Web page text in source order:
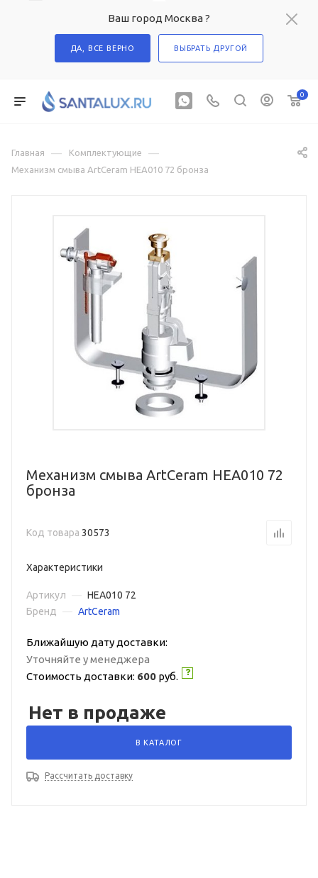
Ваш город Москва ?
ДА, ВСЕ ВЕРНО ВЫБРАТЬ ДРУГОЙ
0
Главная — Комплектующие —
Механизм смыва ArtCeram HEA010 72 бронза
Механизм смыва ArtCeram HEA010 72
бронза
Код товара 30573
Характеристики
Артикул
HEA010 72
Бренд
ArtCeram
Ближайшую дату доставки:
Уточняйте у менеджера
Стоимость доставки: 600 руб.
Нет в продаже
В КАТАЛОГ
Рассчитать доставку